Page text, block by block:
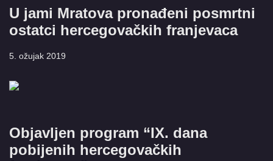
U jami Mratova pronađeni posmrtni
ostatci hercegovačkih franjevaca
5. ožujak 2019
Objavljen program “IX. dana
pobijenih hercegovačkih